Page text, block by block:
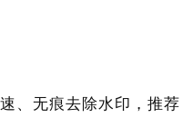
、无痕去除水印，推荐